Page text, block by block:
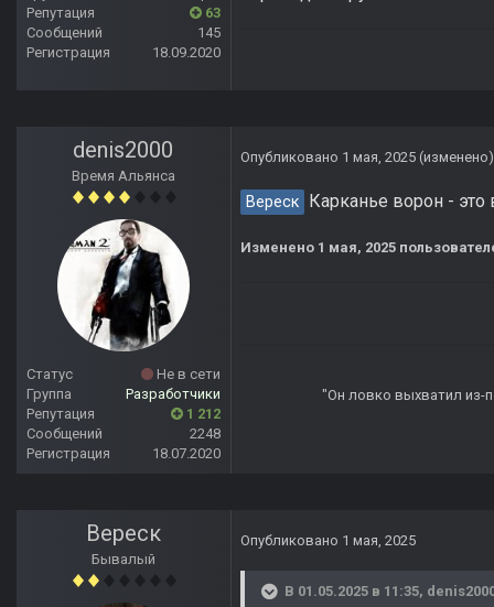
Репутация
63
Сообщений
145
Регистрация
18.09.2020
denis2000
Время Альянса
Статус
Не в сети
Группа
Разработчики
Репутация
1 212
Сообщений
2248
Регистрация
18.07.2020
Опубликовано 1 мая, 2025 (изменено)
Вереск Карканье ворон -
Изменено 1 мая, 2025
"Он ловко выхватил из-
Вереск
Бывалый
Опубликовано 1 мая, 2025
В 01.05.2025 в 11:35,